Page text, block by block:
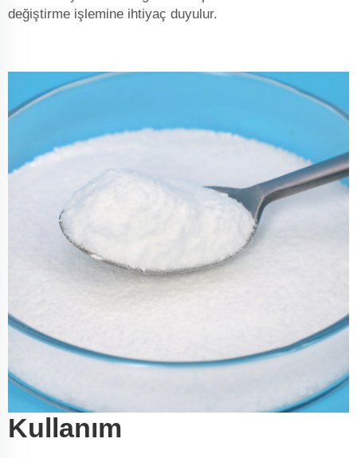
değiştirme işlemine ihtiyaç duyulur.
Kullanım